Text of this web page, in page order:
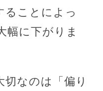
ることによっ
幅に下がりま
切なのは「偏り